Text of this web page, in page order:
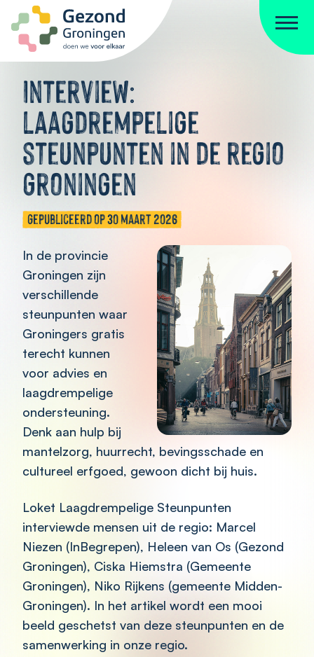
Ga naar de inhoud
Interview:
laagdrempelige
steunpunten in de regio
Groningen
Gepubliceerd op 30 maart 2026
In de provincie
Groningen zijn
verschillende
steunpunten waar
Groningers gratis
terecht kunnen
voor advies en
laagdrempelige
ondersteuning.
Denk aan hulp bij
mantelzorg, huurrecht, bevingsschade en
cultureel erfgoed, gewoon dicht bij huis.
Loket Laagdrempelige Steunpunten
interviewde mensen uit de regio: Marcel
Niezen (InBegrepen), Heleen van Os (Gezond
Groningen), Ciska Hiemstra (Gemeente
Groningen), Niko Rijkens (gemeente Midden-
Groningen). In het artikel wordt een mooi
beeld geschetst van deze steunpunten en de
samenwerking in onze regio.